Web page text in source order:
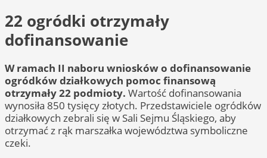
22 ogródki otrzymały
dofinansowanie
W ramach II naboru wniosków o dofinansowanie
ogródków działkowych pomoc finansową
otrzymały 22 podmioty. Wartość dofinansowania
wynosiła 850 tysięcy złotych. Przedstawiciele ogródków
działkowych zebrali się w Sali Sejmu Śląskiego, aby
otrzymać z rąk marszałka województwa symboliczne
czeki.